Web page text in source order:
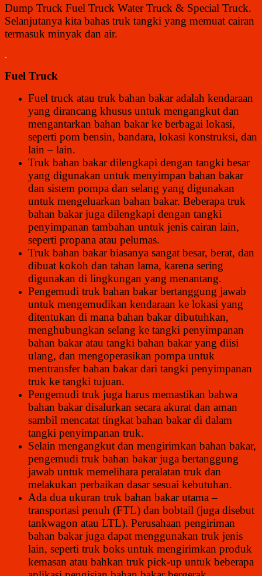
Dump Truck Fuel Truck Water Truck & Special Truck.
Selanjutanya kita bahas truk tangki yang memuat cairan
termasuk minyak dan air.
.
Fuel Truck
Fuel truck atau truk bahan bakar adalah kendaraan
yang dirancang khusus untuk mengangkut dan
mengantarkan bahan bakar ke berbagai lokasi,
seperti pom bensin, bandara, lokasi konstruksi, dan
lain – lain.
Truk bahan bakar dilengkapi dengan tangki besar
yang digunakan untuk menyimpan bahan bakar
dan sistem pompa dan selang yang digunakan
untuk mengeluarkan bahan bakar. Beberapa truk
bahan bakar juga dilengkapi dengan tangki
penyimpanan tambahan untuk jenis cairan lain,
seperti propana atau pelumas.
Truk bahan bakar biasanya sangat besar, berat, dan
dibuat kokoh dan tahan lama, karena sering
digunakan di lingkungan yang menantang.
Pengemudi truk bahan bakar bertanggung jawab
untuk mengemudikan kendaraan ke lokasi yang
ditentukan di mana bahan bakar dibutuhkan,
menghubungkan selang ke tangki penyimpanan
bahan bakar atau tangki bahan bakar yang diisi
ulang, dan mengoperasikan pompa untuk
mentransfer bahan bakar dari tangki penyimpanan
truk ke tangki tujuan.
Pengemudi truk juga harus memastikan bahwa
bahan bakar disalurkan secara akurat dan aman
sambil mencatat tingkat bahan bakar di dalam
tangki penyimpanan truk.
Selain mengangkut dan mengirimkan bahan bakar,
pengemudi truk bahan bakar juga bertanggung
jawab untuk memelihara peralatan truk dan
melakukan perbaikan dasar sesuai kebutuhan.
Ada dua ukuran truk bahan bakar utama –
transportasi penuh (FTL) dan bobtail (juga disebut
tankwagon atau LTL). Perusahaan pengiriman
bahan bakar juga dapat menggunakan truk jenis
lain, seperti truk boks untuk mengirimkan produk
kemasan atau bahkan truk pick-up untuk beberapa